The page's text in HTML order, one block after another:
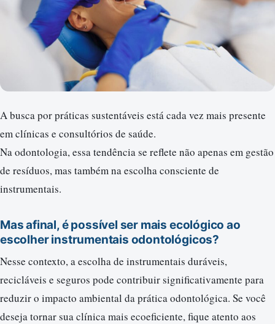
A busca por práticas sustentáveis está cada vez mais presente
em clínicas e consultórios de saúde.
Na odontologia, essa tendência se reflete não apenas em gestão
de resíduos, mas também na escolha consciente de
instrumentais.
Mas afinal, é possível ser mais ecológico ao
escolher instrumentais odontológicos?
Nesse contexto, a escolha de instrumentais duráveis,
recicláveis e seguros pode contribuir significativamente para
reduzir o impacto ambiental da prática odontológica. Se você
deseja tornar sua clínica mais ecoeficiente, fique atento aos